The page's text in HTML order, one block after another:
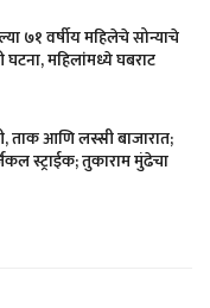
७१ वर्षीय महिलेचे सोन्याचे
महिलांमध्ये घबराट
ताक आणि लस्सी बाजारात;
स्ट्राईक; ​तुकाराम मुंढेचा